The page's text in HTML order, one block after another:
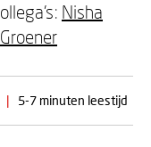
Nisha
| 5-7 minuten leestijd